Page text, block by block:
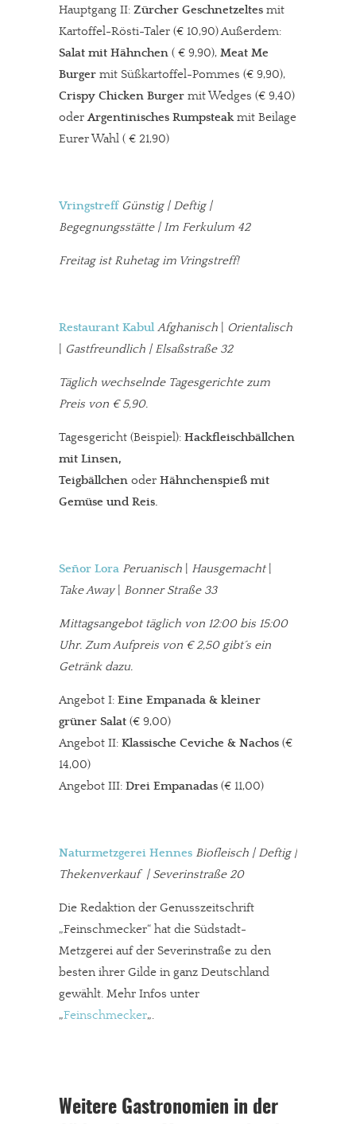
Hauptgang II: Zürcher Geschnetzeltes mit
Kartoffel-Rösti-Taler (€ 10,90) Außerdem:
Salat mit Hähnchen ( € 9,90), Meat Me
Burger mit Süßkartoffel-Pommes (€ 9,90),
Crispy Chicken Burger mit Wedges (€ 9,40)
oderArgentinisches Rumpsteakmit Beilage
Eurer Wahl ( € 21,90)
Vringstreff Günstig | Deftig |
Begegnungsstätte | Im Ferkulum 42
Freitag ist Ruhetag im Vringstreff!
Restaurant Kabul Afghanisch
Orientalisch
Gastfreundlich | Elsaßstraße 32
Täglich wechselnde Tagesgerichte zum
Preis von € 5,90.
Tagesgericht (Beispiel): Hackfleischbällchen
mit Linsen,
Teigbällchen oder Hähnchenspieß mit
Gemüse und Reis.
Señor Lora Peruanisch Hausgemacht|
Take Away| Bonner Straße 33
Mittagsangebot täglich von 12:00 bis 15:00
Uhr. Zum Aufpreis von € 2,50 gibt´s ein
Getränk dazu.
Angebot I: Eine Empanada & kleiner
grüner Salat (€ 9,00)
Angebot II: Klassische Ceviche & Nachos (€
14,00)
Angebot III: Drei Empanadas (€ 11,00)
Naturmetzgerei Hennes Biofleisch | Deftig |
Thekenverkauf | Severinstraße 20
Die Redaktion der Genusszeitschrift
„Feinschmecker“ hat die Südstadt-
Metzgerei auf der Severinstraße zu den
besten ihrer Gilde in ganz Deutschland
gewählt. Mehr Infos unter
„Feinschmecker„.
Weitere Gastronomien in der